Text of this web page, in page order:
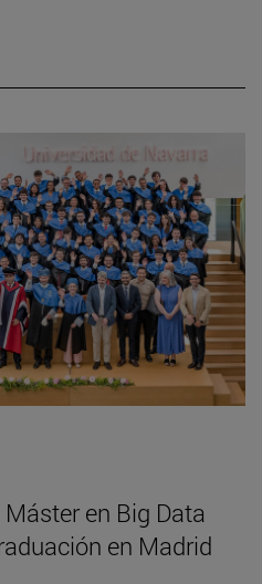
en Big Data
en Madrid